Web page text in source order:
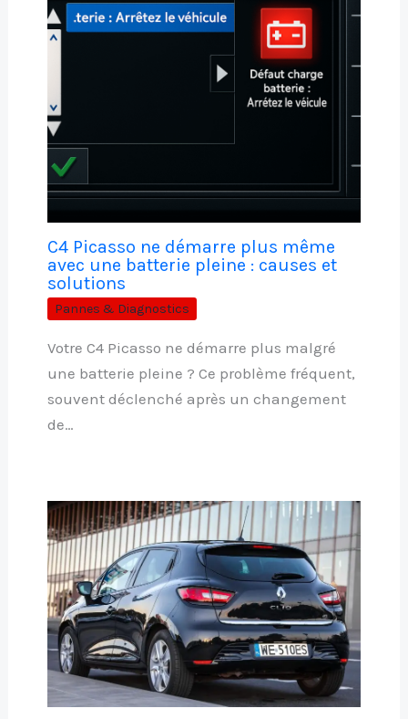
C4 Picasso ne démarre plus même
avec une batterie pleine : causes et
solutions
Pannes & Diagnostics
Votre C4 Picasso ne démarre plus malgré
une batterie pleine ? Ce problème fréquent,
souvent déclenché après un changement
de…